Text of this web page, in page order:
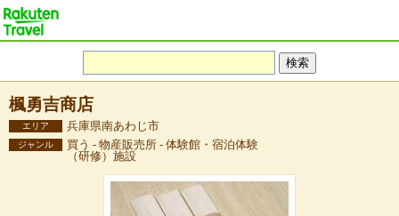
楓勇吉商店
エリア 兵庫県南あわじ市
ジャンル
買う - 物産販売所 - 体験館・宿泊体験
（研修）施設